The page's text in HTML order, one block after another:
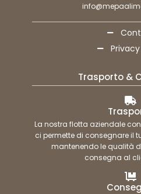
Trasporto &
La nostra flotta aziendale
ci permette di consegnare il
mantenendo le qualità
consegna al